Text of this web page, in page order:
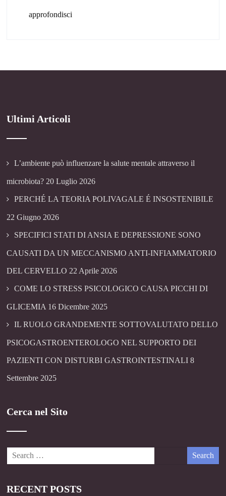
approfondisci
Ultimi Articoli
L’ambiente può influenzare la salute mentale attraverso il
microbiota? 20 Luglio 2026
PERCHÉ LA TEORIA POLIVAGALE É INSOSTENIBILE
22 Giugno 2026
SPECIFICI STATI DI ANSIA E DEPRESSIONE SONO
CAUSATI DA UN MECCANISMO ANTI-INFIAMMATORIO
DEL CERVELLO 22 Aprile 2026
COME LO STRESS PSICOLOGICO CAUSA PICCHI DI
GLICEMIA 16 Dicembre 2025
IL RUOLO GRANDEMENTE SOTTOVALUTATO DELLO
PSICOGASTROENTEROLOGO NEL SUPPORTO DEI
PAZIENTI CON DISTURBI GASTROINTESTINALI 8
Settembre 2025
Cerca nel Sito
RECENT POSTS